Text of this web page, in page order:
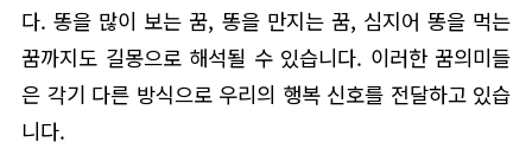
다. 똥을 많이 보는 꿈, 똥을 만지는 꿈, 심지어 똥을 먹는
꿈까지도 길몽으로 해석될 수 있습니다. 이러한 꿈의미들
은 각기 다른 방식으로 우리의 행복 신호를 전달하고 있습
니다.